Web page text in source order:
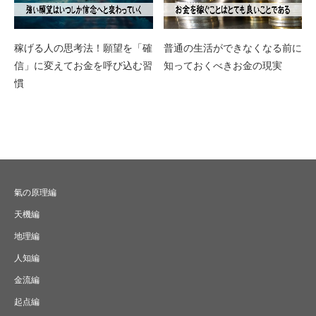
稼げる人の思考法！願望を「確
信」に変えてお金を呼び込む習
慣
普通の生活ができなくなる前に
知っておくべきお金の現実
氣の原理編
天機編
地理編
人知編
金流編
起点編